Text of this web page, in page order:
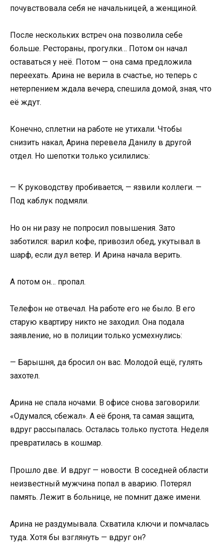
почувствовала себя не начальницей, а женщиной.
После нескольких встреч она позволила себе
больше. Рестораны, прогулки… Потом он начал
оставаться у неё. Потом — она сама предложила
переехать. Арина не верила в счастье, но теперь с
нетерпением ждала вечера, спешила домой, зная, что
её ждут.
Конечно, сплетни на работе не утихали. Чтобы
снизить накал, Арина перевела Данилу в другой
отдел. Но шепотки только усилились:
— К руководству пробивается, — язвили коллеги. —
Под каблук подмяли.
Но он ни разу не попросил повышения. Зато
заботился: варил кофе, привозил обед, укутывал в
шарф, если дул ветер. И Арина начала верить.
А потом он… пропал.
Телефон не отвечал. На работе его не было. В его
старую квартиру никто не заходил. Она подала
заявление, но в полиции только усмехнулись:
— Барышня, да бросил он вас. Молодой ещё, гулять
захотел.
Арина не спала ночами. В офисе снова заговорили:
«Одумался, сбежал». А её броня, та самая защита,
вдруг рассыпалась. Осталась только пустота. Неделя
превратилась в кошмар.
Прошло две. И вдруг — новости. В соседней области
неизвестный мужчина попал в аварию. Потерял
память. Лежит в больнице, не помнит даже имени.
Арина не раздумывала. Схватила ключи и помчалась
туда. Хотя бы взглянуть — вдруг он?